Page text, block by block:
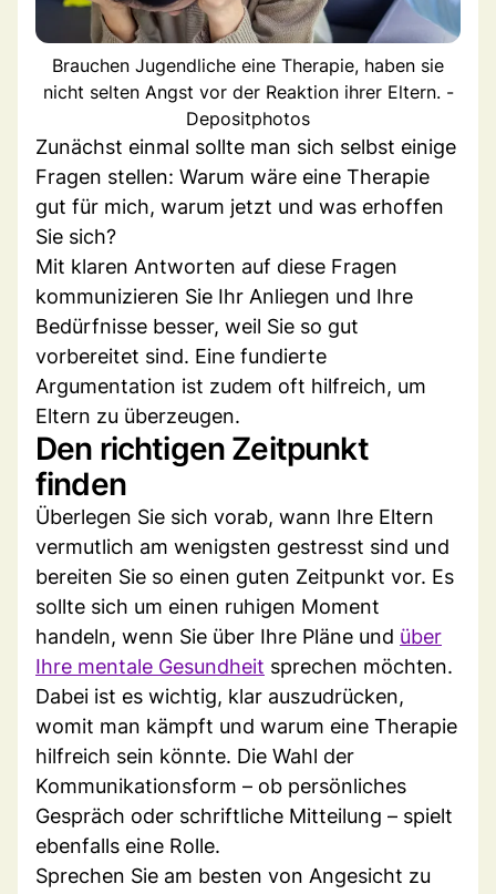
Brauchen Jugendliche eine Therapie, haben sie
nicht selten Angst vor der Reaktion ihrer Eltern. -
Depositphotos
Zunächst einmal sollte man sich selbst einige
Fragen stellen: Warum wäre eine Therapie
gut für mich, warum jetzt und was erhoffen
Sie sich?
Mit klaren Antworten auf diese Fragen
kommunizieren Sie Ihr Anliegen und Ihre
Bedürfnisse besser, weil Sie so gut
vorbereitet sind. Eine fundierte
Argumentation ist zudem oft hilfreich, um
Eltern zu überzeugen.
Den richtigen Zeitpunkt
finden
Überlegen Sie sich vorab, wann Ihre Eltern
vermutlich am wenigsten gestresst sind und
bereiten Sie so einen guten Zeitpunkt vor. Es
sollte sich um einen ruhigen Moment
handeln, wenn Sie über Ihre Pläne und über
Ihre mentale Gesundheit sprechen möchten.
Dabei ist es wichtig, klar auszudrücken,
womit man kämpft und warum eine Therapie
hilfreich sein könnte. Die Wahl der
Kommunikationsform – ob persönliches
Gespräch oder schriftliche Mitteilung – spielt
ebenfalls eine Rolle.
Sprechen Sie am besten von Angesicht zu